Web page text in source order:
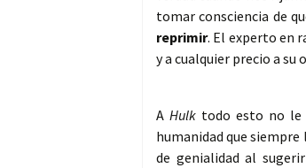
tomar consciencia de
reprimir. El experto en
y a cualquier precio a su
A Hulk todo esto no le
humanidad que
de genialidad al